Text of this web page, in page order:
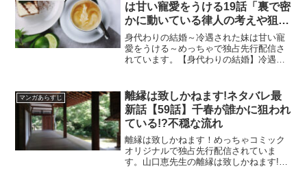
は甘い寵愛をうける19話「裏で密
かに動いている律人の考えや狙い
とは」
身代わりの結婚～冷遇された妹は甘い寵
愛をうける～めっちゃで独占先行配信さ
れています。【身代わりの結婚】冷遇さ
マンガあらすじ
離縁は致しかねます!ネタバレ最
新話【59話】千春が誰かに狙われ
ている!?不穏な流れ
離縁は致しかねます！めっちゃコミック
オリジナルで独占先行配信されていま
す。山口恵先生の離縁は致しかねます!ネ